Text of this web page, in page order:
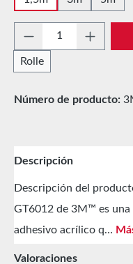
Cantidad del
Rolle
Número de producto:
Descripción
Descripción del
GT6012 de 3M™ es
adhesivo acrílico q…
Valoraciones